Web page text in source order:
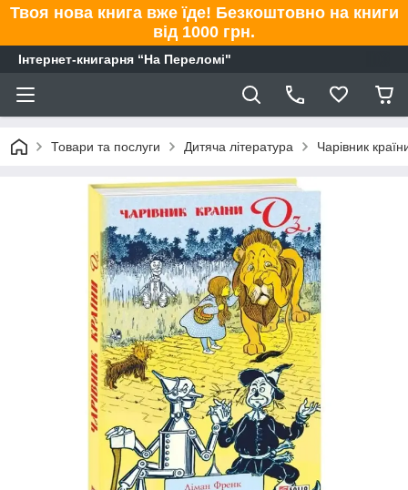
Твоя нова книга вже їде! Безкоштовно на книги
від 1000 грн.
Інтернет-книгарня “На Переломі"
Товари та послуги Дитяча література Чарівник